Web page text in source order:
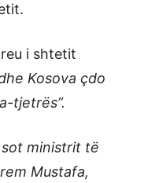
i shtetit
Kosova çdo
tjetrës”.
sot ministrit të
Mustafa,